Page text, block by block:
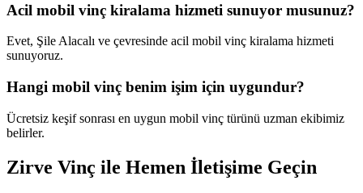
Acil mobil vinç kiralama hizmeti sunuyor musunuz?
Evet, Şile Alacalı ve çevresinde acil mobil vinç kiralama hizmeti
sunuyoruz.
Hangi mobil vinç benim işim için uygundur?
Ücretsiz keşif sonrası en uygun mobil vinç türünü uzman ekibimiz
belirler.
Zirve Vinç ile Hemen İletişime Geçin